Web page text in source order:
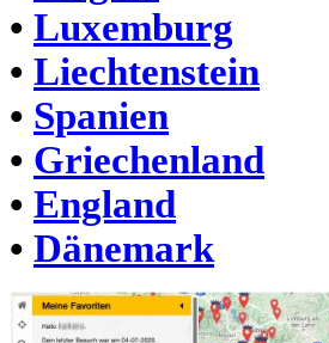
• Luxemburg
• Liechtenstein
• Spanien
• Griechenland
• England
• Dänemark